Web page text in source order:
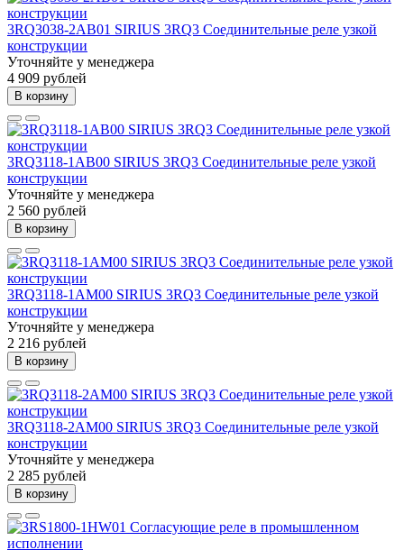
3RQ3038-2AB01 SIRIUS 3RQ3 Соединительные реле узкой
конструкции
Уточняйте у менеджера
4 909 рублей
В корзину
3RQ3118-1AB00 SIRIUS 3RQ3 Соединительные реле узкой
конструкции
Уточняйте у менеджера
2 560 рублей
В корзину
3RQ3118-1AM00 SIRIUS 3RQ3 Соединительные реле узкой
конструкции
Уточняйте у менеджера
2 216 рублей
В корзину
3RQ3118-2AM00 SIRIUS 3RQ3 Соединительные реле узкой
конструкции
Уточняйте у менеджера
2 285 рублей
В корзину